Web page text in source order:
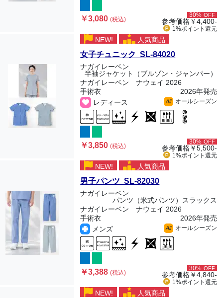
￥3,080(税込)
30% OFF
参考価格￥4,400-
1%ポイント 還元
NEW! 人気商品
女子チュニック SL-84020
ナガイレーベン
半袖ジャケット（ブルゾン・ジャンパー）
ナガイレーベン ナウェイ 2026
手術衣
2026年発売
レディース
All オールシーズン
￥3,850(税込)
30% OFF
参考価格￥5,500-
1%ポイント 還元
NEW! 人気商品
男子パンツ SL-82030
ナガイレーベン
パンツ（米式パンツ）スラックス
ナガイレーベン ナウェイ 2026
手術衣
2026年発売
メンズ
All オールシーズン
￥3,388(税込)
30% OFF
参考価格￥4,840-
1%ポイント 還元
NEW! 人気商品